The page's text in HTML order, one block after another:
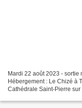
Mardi 22 août 2023 - sortie
Hébergement : Le Chizé à
Cathédrale Saint-Pierre